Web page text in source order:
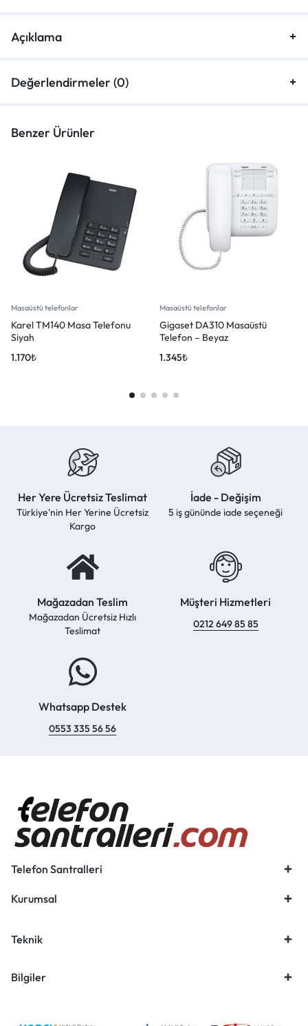
Açıklama
Değerlendirmeler (0)
Benzer Ürünler
Masaüstü telefonlar
Karel TM140 Masa Telefonu
Siyah
1.170₺
Masaüstü telefonlar
Gigaset DA310 Masaüstü
Telefon – Beyaz
1.345₺
Her Yere Ücretsiz Teslimat
Türkiye'nin Her Yerine Ücretsiz
Kargo
İade - Değişim
5 iş gününde iade seçeneği
Mağazadan Teslim
Mağazadan Ücretsiz Hızlı
Teslimat
Müşteri Hizmetleri
0212 649 85 85
Whatsapp Destek
0553 335 56 56
Telefon Santralleri
Kurumsal
Teknik
Bilgiler